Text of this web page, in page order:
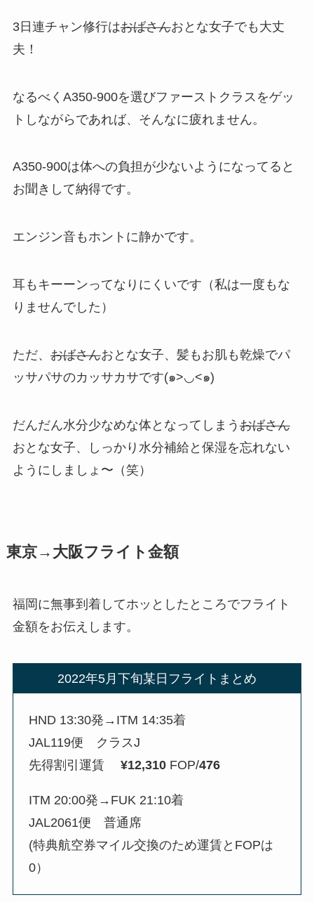
3日連チャン修行はおばさんおとな女子でも大丈
夫！
なるべくA350-900を選びファーストクラスをゲッ
トしながらであれば、そんなに疲れません。
A350-900は体への負担が少ないようになってると
お聞きして納得です。
エンジン音もホントに静かです。
耳もキーーンってなりにくいです（私は一度もな
りませんでした）
ただ、 おばさんおとな女子、髪もお肌も乾燥でパ
ッサパサのカッサカサです(๑>◡<๑)
だんだん水分少なめな体となってしまう おばさん
おとな女子、しっかり水分補給と保湿を忘れない
ようにしましょ〜（笑）
東京→大阪フライト金額
福岡に無事到着してホッとしたところでフライト
金額をお伝えします。
2022年5月下旬某日フライトまとめ
HND 13:30発→ITM 14:35着
JAL119便 クラスJ
先得割引運賃¥12,310 FOP/476
ITM 20:00発→FUK 21:10着
JAL2061便 普通席
(特典航空券マイル交換のため運賃とFOPは
0）